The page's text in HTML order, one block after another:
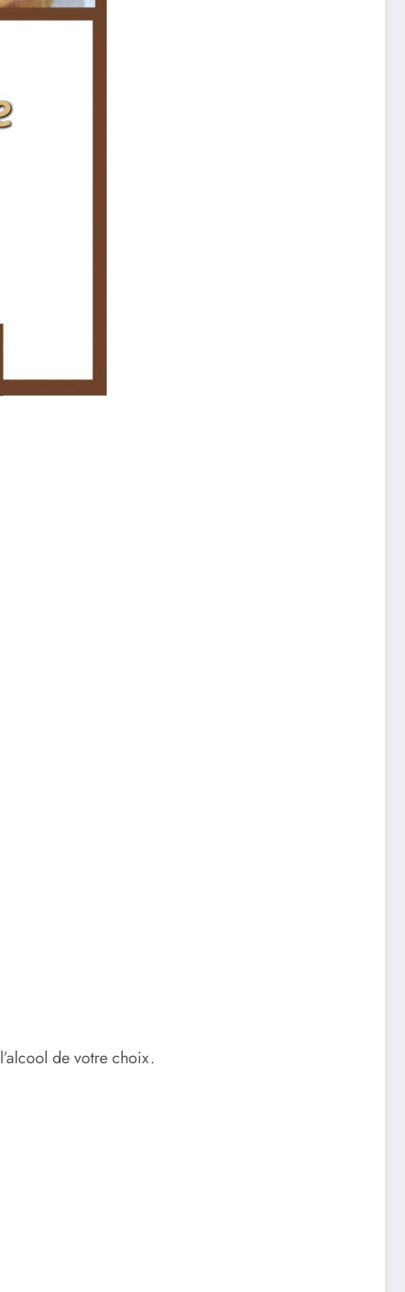
de votre choix.